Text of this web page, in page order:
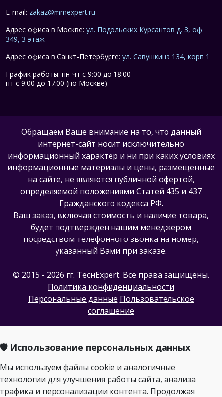
E-mail: zakaz@mmexpert.ru
Адрес офиса в Москве: ул. Подольских Курсантов д. 3, оф
349, 3 этаж
Адрес офиса в Санкт-Петербурге: ул. Савушкина 134, корп 1
График работы: пн-чт с 9:00 до 18:00
пт с 9:00 до 17:00 (по Москве)
Обращаем Ваше внимание на то, что данный
интернет-сайт носит исключительно
информационный характер и ни при каких условиях
информационные материалы и цены, размещенные
на сайте, не являются публичной офертой,
определяемой положениями Статей 435 и 437
Гражданского кодекса РФ.
Ваш заказ, включая стоимость и наличие товара,
будет подтвержден нашим менеджером
посредством телефонного звонка на номер,
указанный Вами при заказе.
© 2015 - 2026 гг. ТеcнExpert. Все права защищены.
Политика конфиденциальности
Персональные данные Пользовательское
соглашение
🛡️ Использование персональных данных
Мы используем файлы cookie и аналогичные
технологии для улучшения работы сайта, анализа
трафика и персонализации контента. Продолжая